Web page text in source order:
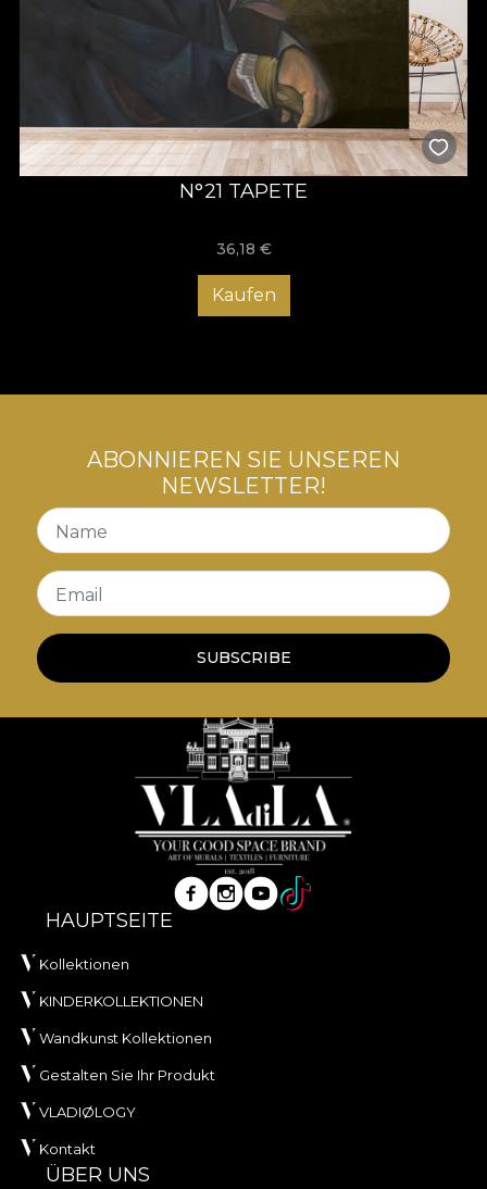
N°21 TAPETE
36,18 €
Kaufen
ABONNIEREN SIE UNSEREN
NEWSLETTER!
Name
Email
SUBSCRIBE
HAUPTSEITE
Kollektionen
KINDERKOLLEKTIONEN
Wandkunst Kollektionen
Gestalten Sie Ihr Produkt
VLADIØLOGY
Kontakt
ÜBER UNS